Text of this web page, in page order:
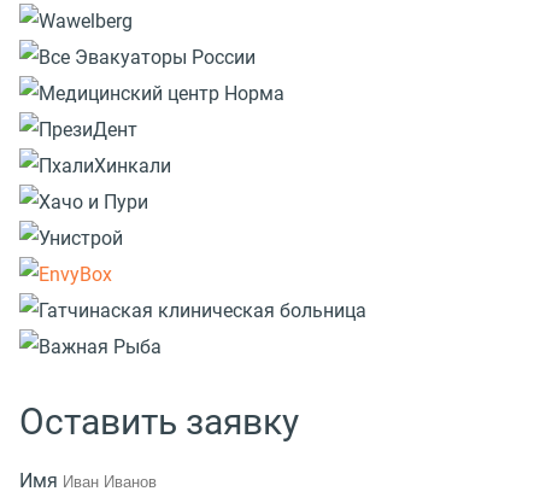
Оставить заявку
Имя